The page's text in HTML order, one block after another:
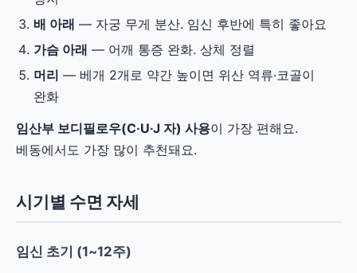
배 아래 — 자궁 무게 분산. 임신 후반에 특히 좋아요
가슴 아래 — 어깨 통증 완화. 상체 정렬
머리 — 베개 2개로 약간 높이면 위산 역류·코골이
완화
임산부 보디필로우(C·U·J 자) 사용이 가장 편해요.
베동에서도 가장 많이 추천돼요.
시기별 수면 자세
임신 초기 (1~12주)